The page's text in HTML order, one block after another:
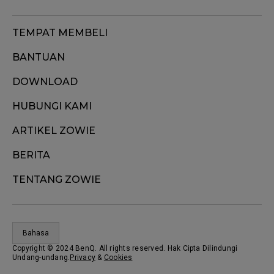
TEMPAT MEMBELI
BANTUAN
DOWNLOAD
HUBUNGI KAMI
ARTIKEL ZOWIE
BERITA
TENTANG ZOWIE
Bahasa
Copyright © 2024 BenQ. All rights reserved. Hak Cipta Dilindungi
Undang-undang.Privacy & Cookies